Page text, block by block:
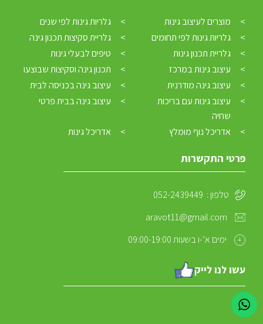
מוצרים לעיצוב גינות
גלריות גינות לפי שנים
גלריות גינות לפי תחומים
גלריית סקיצות תכנון גינה
גלריית תכנון גינות
טיפים לבעלי גינות
עיצוב גינות במרכז
תכנון גינה וסקיצות שבוצעו
עיצוב גינה מודרנית
עיצוב גינה בכניסה לבית
עיצוב גינות עם בריכות
שחיה
עיצוב גינה בבית פרטי
אדריכל נוף מומלץ אדריכל גינות
פרטי התקשרות
טלפון : 052-2439449
aravot11@gmail.com
ימים א’-ו בשעות 09:00-19:00
עשו לנו לייק